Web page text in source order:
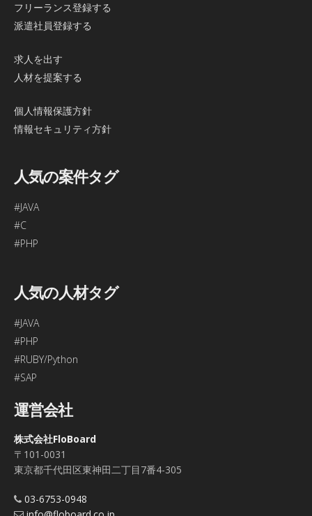
フリーランス登録する
派遣社員登録する
求人を出す
人材を提案する
個人情報保護方針
情報セキュリティ方針
人気の案件タグ
#JAVA
#C
#PHP
人気の人材タグ
#JAVA
#PHP
#RUBY/Python
#SAP
運営会社
株式会社FloBoard
〒101-0031
東京都千代田区東神田二丁目7番4-305
03-6753-0948